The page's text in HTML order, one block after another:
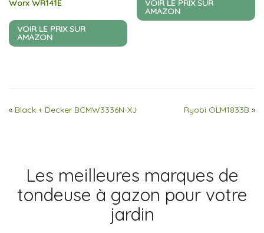
Worx WR141E
VOIR LE PRIX SUR
AMAZON
VOIR LE PRIX SUR
AMAZON
« Black + Decker BCMW3336N-XJ Ryobi OLM1833B »
Les meilleures marques de
tondeuse à gazon pour votre
jardin